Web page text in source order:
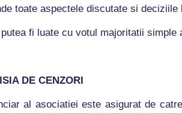
toate aspectele discutate si deciziile
fi luate cu votul majoritatii simple
DE CENZORI
al asociatiei este asigurat de